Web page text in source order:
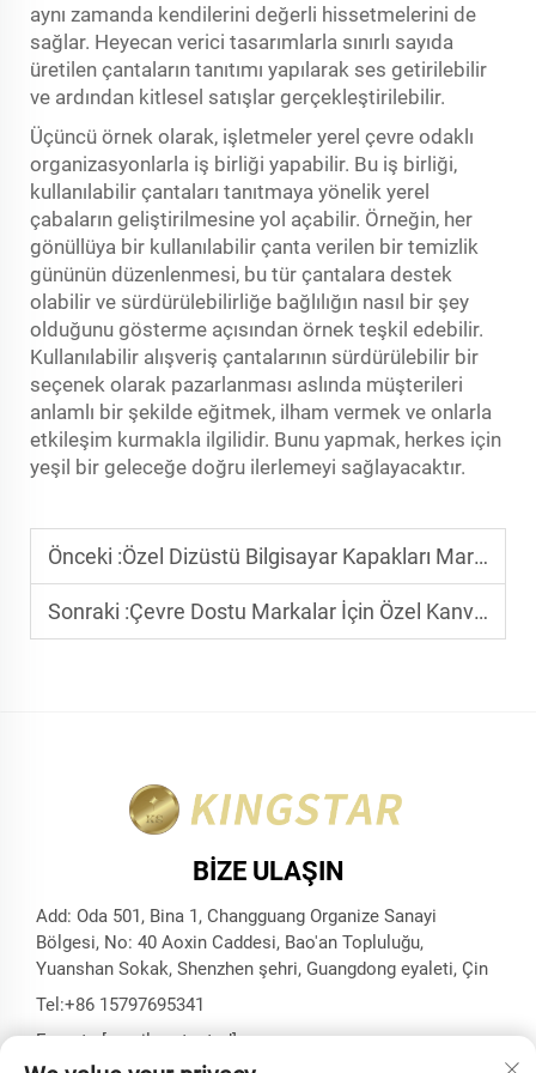
aynı zamanda kendilerini değerli hissetmelerini de
sağlar. Heyecan verici tasarımlarla sınırlı sayıda
üretilen çantaların tanıtımı yapılarak ses getirilebilir
ve ardından kitlesel satışlar gerçekleştirilebilir.
Üçüncü örnek olarak, işletmeler yerel çevre odaklı
organizasyonlarla iş birliği yapabilir. Bu iş birliği,
kullanılabilir çantaları tanıtmaya yönelik yerel
çabaların geliştirilmesine yol açabilir. Örneğin, her
gönüllüya bir kullanılabilir çanta verilen bir temizlik
gününün düzenlenmesi, bu tür çantalara destek
olabilir ve sürdürülebilirliğe bağlılığın nasıl bir şey
olduğunu gösterme açısından örnek teşkil edebilir.
Kullanılabilir alışveriş çantalarının sürdürülebilir bir
seçenek olarak pazarlanması aslında müşterileri
anlamlı bir şekilde eğitmek, ilham vermek ve onlarla
etkileşim kurmakla ilgilidir. Bunu yapmak, herkes için
yeşil bir geleceğe doğru ilerlemeyi sağlayacaktır.
Önceki :Özel Dizüstü Bilgisayar Kapakları Marka Görüntünüz için Neler Yapabilir
Sonraki :Çevre Dostu Markalar İçin Özel Kanvas Çantaların Avantajları
BIZE ULAŞIN
Add: Oda 501, Bina 1, Changguang Organize Sanayi
Bölgesi, No: 40 Aoxin Caddesi, Bao'an Topluluğu,
Yuanshan Sokak, Shenzhen şehri, Guangdong eyaleti, Çin
Tel:+86 15797695341
E-posta:[email protected]